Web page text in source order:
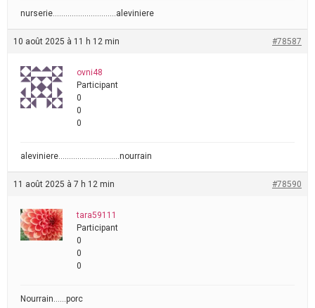
nurserie…………………………aleviniere
10 août 2025 à 11 h 12 min #78587
ovni48
Participant
0
0
0
aleviniere………………………..nourrain
11 août 2025 à 7 h 12 min #78590
tara59111
Participant
0
0
0
Nourrain……porc